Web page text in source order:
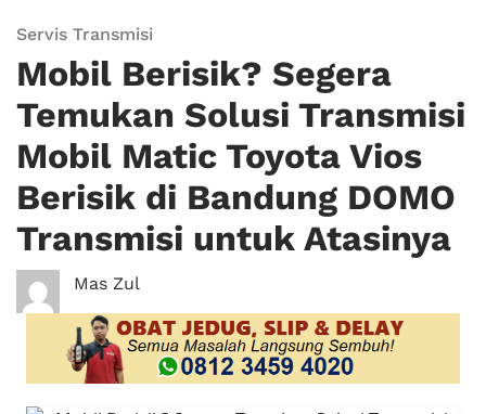
Servis Transmisi
Mobil Berisik? Segera
Temukan Solusi Transmisi
Mobil Matic Toyota Vios
Berisik di Bandung DOMO
Transmisi untuk Atasinya
Mas Zul